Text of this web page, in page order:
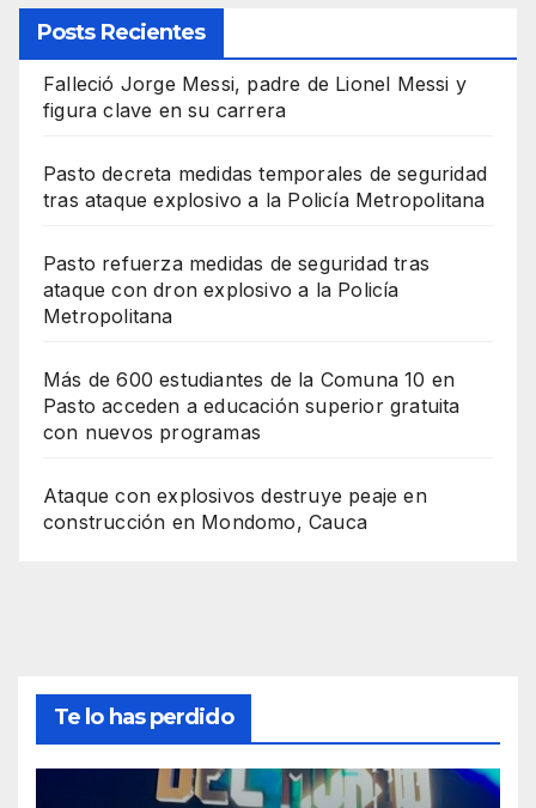
Posts Recientes
Falleció Jorge Messi, padre de Lionel Messi y
figura clave en su carrera
Pasto decreta medidas temporales de seguridad
tras ataque explosivo a la Policía Metropolitana
Pasto refuerza medidas de seguridad tras
ataque con dron explosivo a la Policía
Metropolitana
Más de 600 estudiantes de la Comuna 10 en
Pasto acceden a educación superior gratuita
con nuevos programas
Ataque con explosivos destruye peaje en
construcción en Mondomo, Cauca
Te lo has perdido